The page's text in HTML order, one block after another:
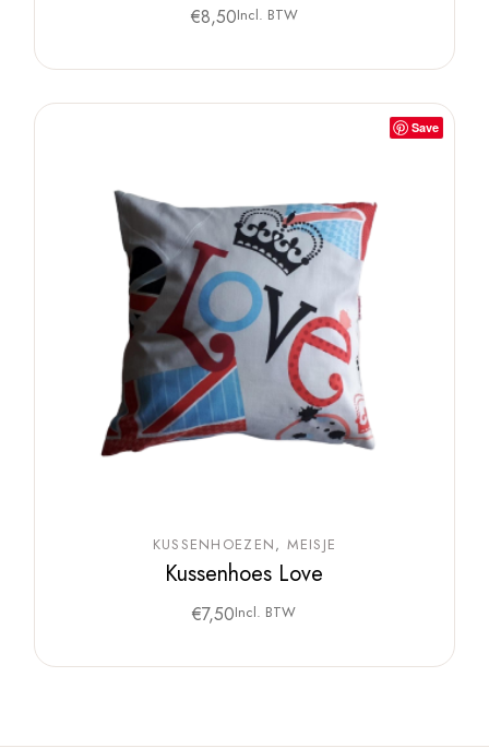
€8,50Incl. BTW
Save
KUSSENHOEZEN MEISJE
Kussenhoes Love
€7,50Incl. BTW